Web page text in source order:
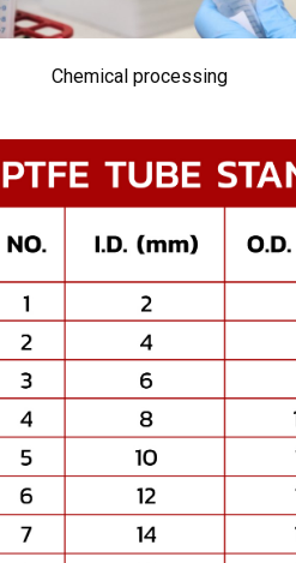
Chemical processing